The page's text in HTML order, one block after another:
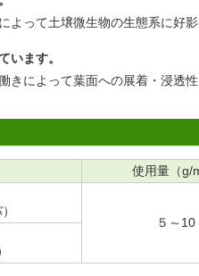
よって土壌微生物の生態系に好
います。
きによって葉面への展着・浸透
使用量（g/
５～10